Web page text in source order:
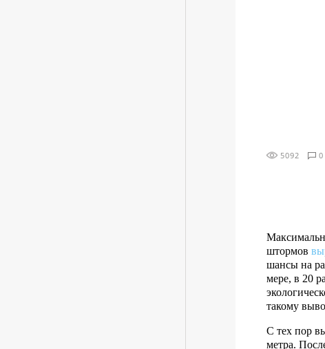
5092 0
штормов
шансы на
мере, в 20
такому
С тех пор
метра.